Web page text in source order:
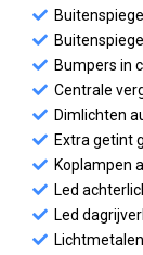
Bumpers in
Centrale
Dimlichten
Extra getint
Koplampen
Led
Led